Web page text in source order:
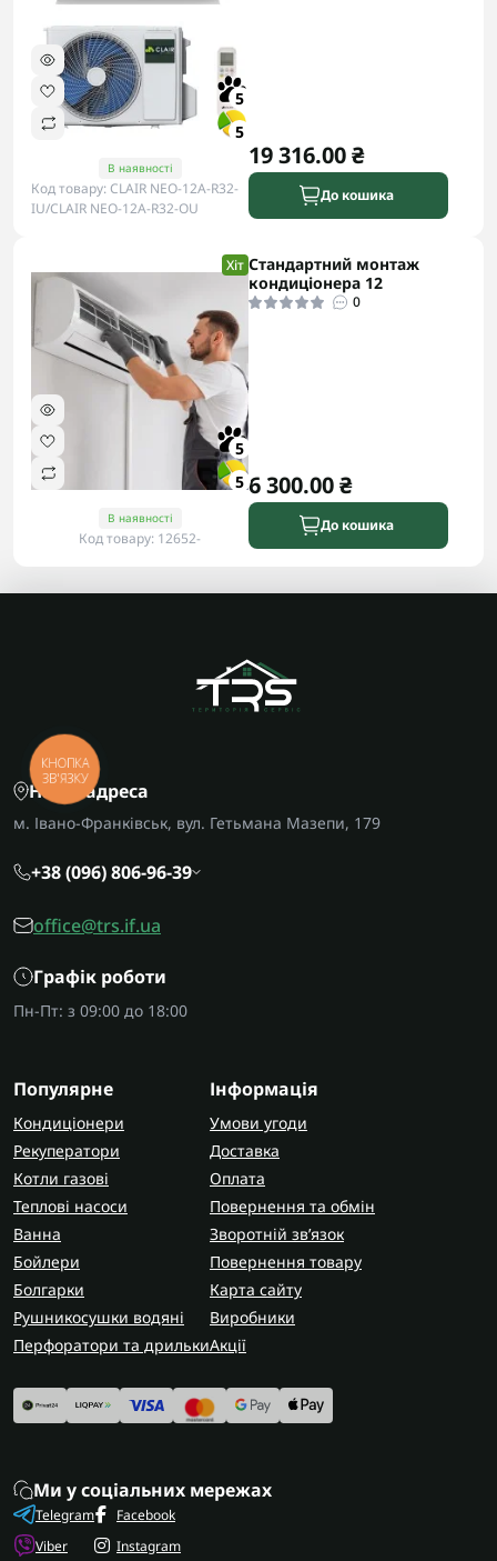
5
5
В наявності
Код товару: CLAIR NEO-12A-R32-
IU/CLAIR NEO-12A-R32-OU
19 316.00 ₴
До кошика
Хіт
5
5
В наявності
Код товару: 12652-
Стандартний монтаж
кондиціонера 12
0
6 300.00 ₴
До кошика
Наша адреса
м. Івано-Франківськ, вул. Гетьмана Мазепи, 179
+38 (096) 806-96-39
office@trs.if.ua
Графік роботи
Пн-Пт: з 09:00 до 18:00
Популярне
Кондиціонери
Рекуператори
Котли газові
Теплові насоси
Ванна
Бойлери
Болгарки
Рушникосушки водяні
Перфоратори та дрильки
Інформація
Умови угоди
Доставка
Оплата
Повернення та обмін
Зворотній зв’язок
Повернення товару
Карта сайту
Виробники
Акції
Ми у соціальних мережах
Telegram
Viber
Facebook
Instagram
КНОПКА
ЗВ'ЯЗКУ